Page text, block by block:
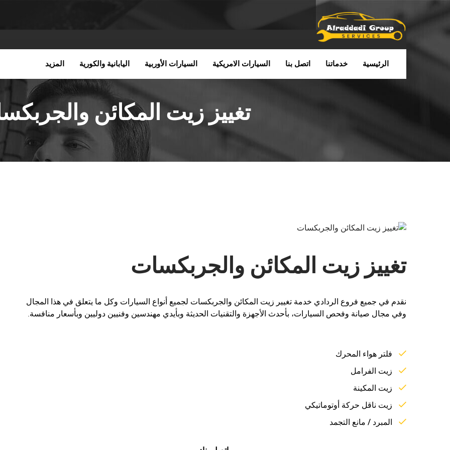
الرئيسية خدماتنا اتصل بنا السيارات الامريكية السيارات الأوربية اليابانية والكورية المزيد
تغييز زيت المكائن
تغييز زيت المكائن والجربكسات
نقدم في جميع فروع الردادي خدمة تغيير زيت المكائن والجربكسات لجميع أنواع السيارات وكل ما يتعلق في هذا المجال
وفي مجال صيانة وفحص السيارات، بأحدث الأجهزة والتقنيات الحديثة وبأيدي مهندسين وفنيين دوليين وبأسعار منافسة.
فلتر هواء المحرك
زيت الفرامل
زيت المكينة
زيت ناقل حركة أوتوماتيكي
المبرد / مانع التجمد